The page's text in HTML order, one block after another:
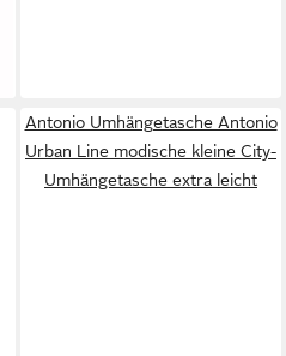
Antonio Umhängetasche Antonio
Urban Line modische kleine City-
Umhängetasche extra leicht